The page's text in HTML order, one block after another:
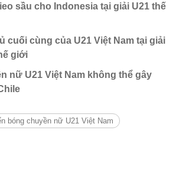
sầu cho Indonesia tại giải U21 thế
cuối cùng của U21 Việt Nam tại giải
giới
nữ U21 Việt Nam không thể gây
bóng chuyền nữ U21 Việt Nam